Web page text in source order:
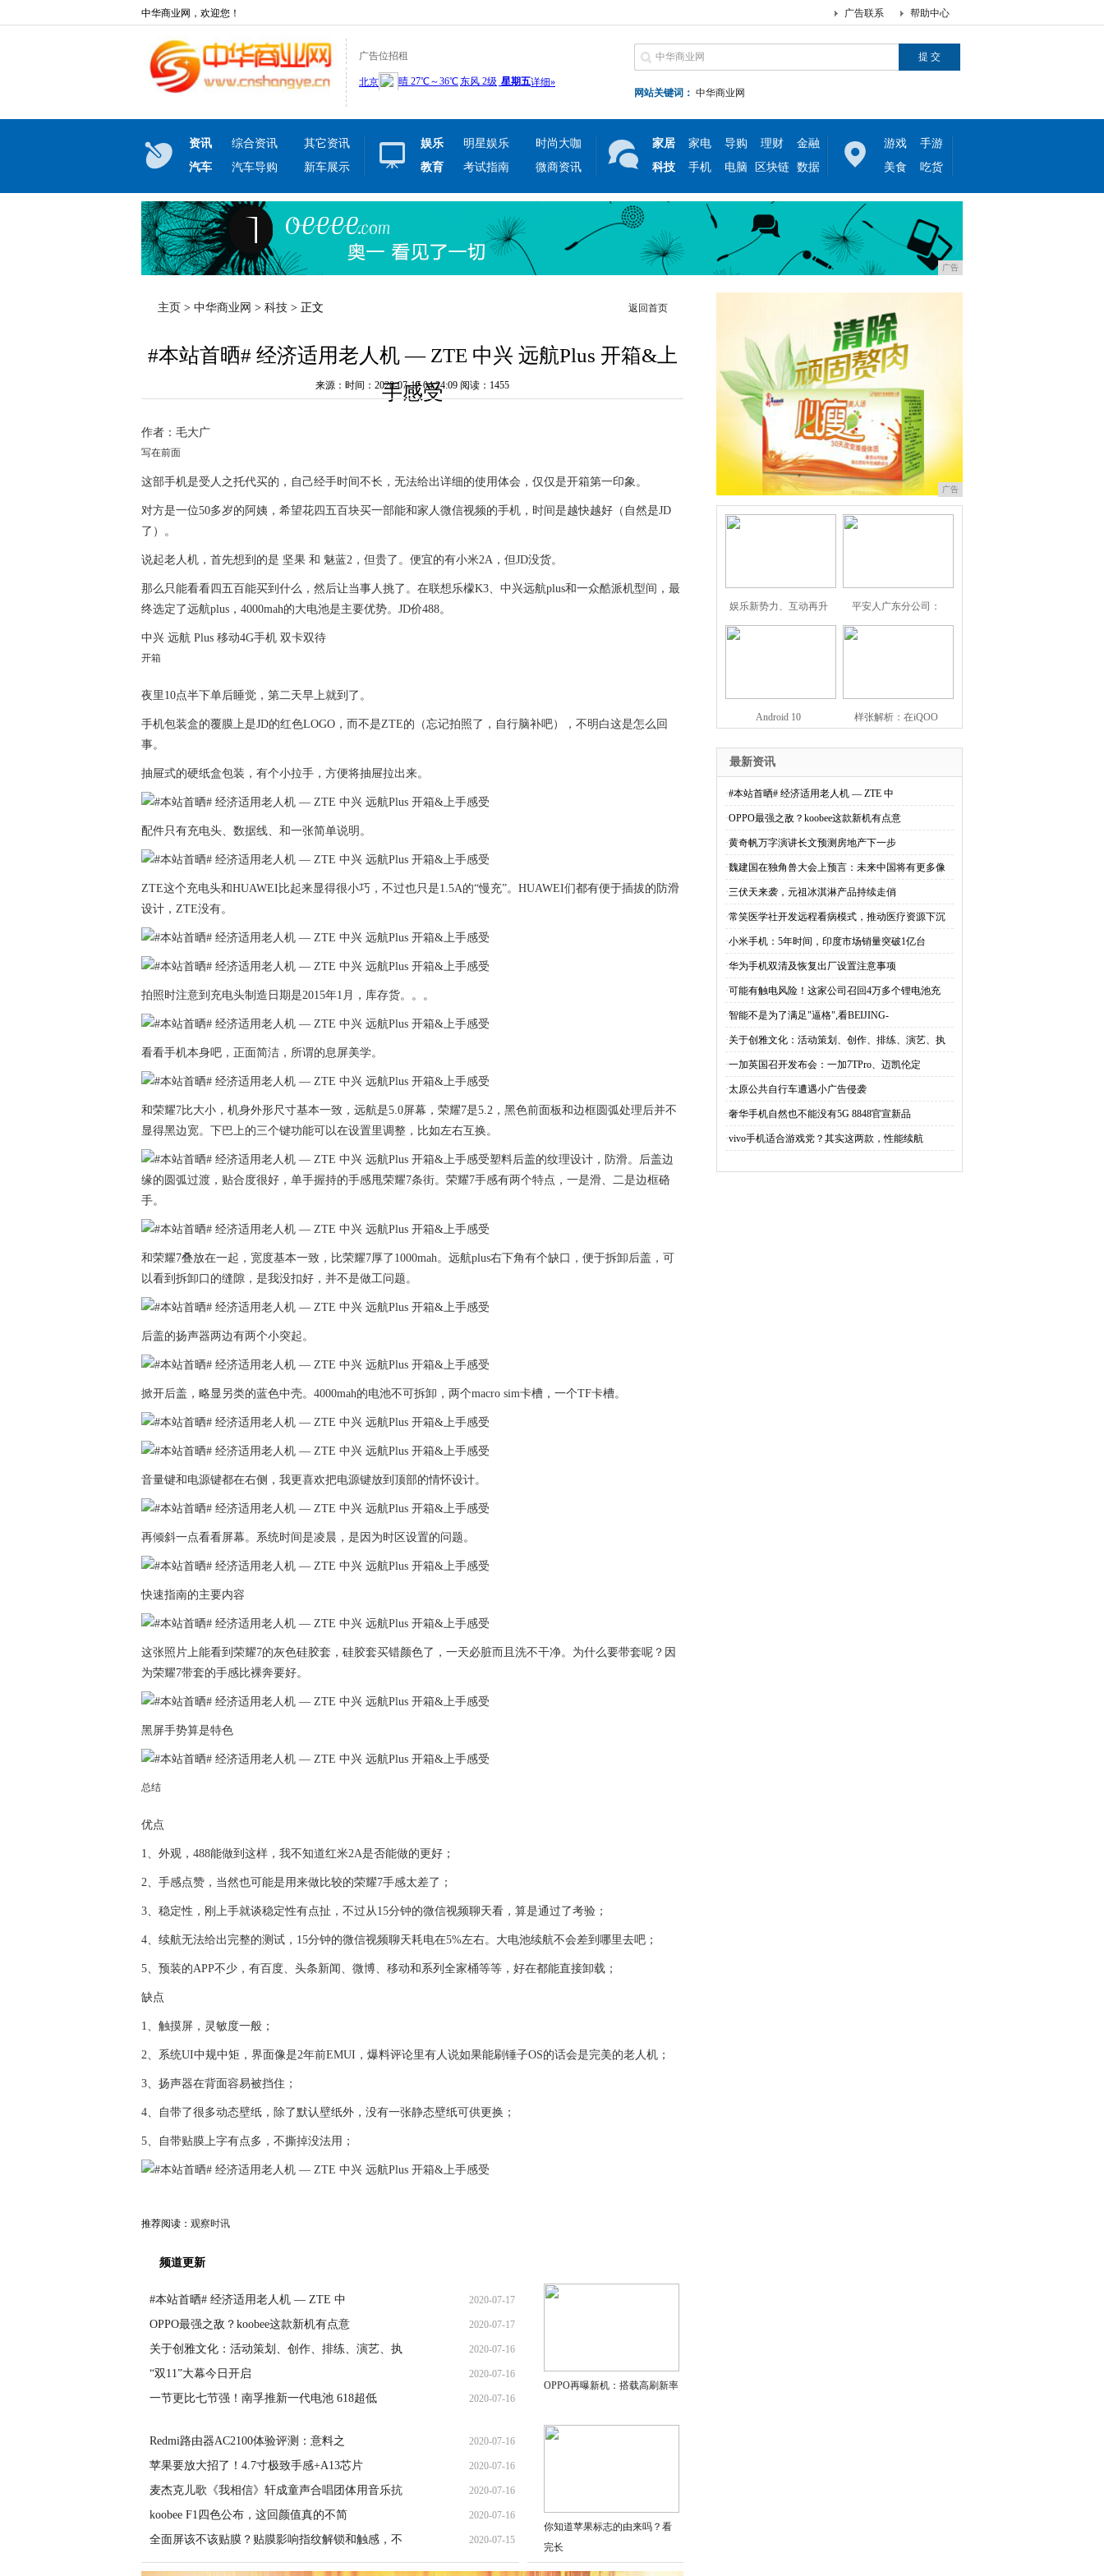
中华商业网，欢迎您！ 帮助中心
广告联系
广告位招租
网站关键词： 中华商业网
资讯 综合资讯
其它资讯
汽车
汽车导购 新车展示
娱乐 明星娱乐
时尚大咖
教育
考试指南 微商资讯
家居 家电 导购 理财
金融
科技
手机 电脑 区块链 数据
游戏
手游
美食
吃货
广告
主页 > 中华商业网 > 科技 > 正文 返回首页
#本站首晒# 经济适用老人机 — ZTE 中兴 远航Plus 开箱&上
手感受
来源：时间：2020-07-17 04:24:09 阅读：1455
作者：毛大广
写在前面
这部手机是受人之托代买的，自己经手时间不长，无法给出详细的使用体会，仅仅是开箱第一印象。
对方是一位50多岁的阿姨，希望花四五百块买一部能和家人微信视频的手机，时间是越快越好（自然是JD
了）。
说起老人机，首先想到的是 坚果 和 魅蓝2，但贵了。便宜的有小米2A，但JD没货。
那么只能看看四五百能买到什么，然后让当事人挑了。在联想乐檬K3、中兴远航plus和一众酷派机型间，最
终选定了远航plus，4000mah的大电池是主要优势。JD价488。
中兴 远航 Plus 移动4G手机 双卡双待
开箱
夜里10点半下单后睡觉，第二天早上就到了。
手机包装盒的覆膜上是JD的红色LOGO，而不是ZTE的（忘记拍照了，自行脑补吧），不明白这是怎么回
事。
抽屉式的硬纸盒包装，有个小拉手，方便将抽屉拉出来。
配件只有充电头、数据线、和一张简单说明。
ZTE这个充电头和HUAWEI比起来显得很小巧，不过也只是1.5A的“慢充”。HUAWEI们都有便于插拔的防滑
设计，ZTE没有。
拍照时注意到充电头制造日期是2015年1月，库存货。。。
看看手机本身吧，正面简洁，所谓的息屏美学。
和荣耀7比大小，机身外形尺寸基本一致，远航是5.0屏幕，荣耀7是5.2，黑色前面板和边框圆弧处理后并不
显得黑边宽。下巴上的三个键功能可以在设置里调整，比如左右互换。
塑料后盖的纹理设计，防滑。后盖边
缘的圆弧过渡，贴合度很好，单手握持的手感甩荣耀7条街。荣耀7手感有两个特点，一是滑、二是边框硌
手。
和荣耀7叠放在一起，宽度基本一致，比荣耀7厚了1000mah。远航plus右下角有个缺口，便于拆卸后盖，可
以看到拆卸口的缝隙，是我没扣好，并不是做工问题。
后盖的扬声器两边有两个小突起。
掀开后盖，略显另类的蓝色中壳。4000mah的电池不可拆卸，两个macro sim卡槽，一个TF卡槽。
音量键和电源键都在右侧，我更喜欢把电源键放到顶部的情怀设计。
再倾斜一点看看屏幕。系统时间是凌晨，是因为时区设置的问题。
快速指南的主要内容
这张照片上能看到荣耀7的灰色硅胶套，硅胶套买错颜色了，一天必脏而且洗不干净。为什么要带套呢？因
为荣耀7带套的手感比裸奔要好。
黑屏手势算是特色
总结
优点
1、外观，488能做到这样，我不知道红米2A是否能做的更好；
2、手感点赞，当然也可能是用来做比较的荣耀7手感太差了；
3、稳定性，刚上手就谈稳定性有点扯，不过从15分钟的微信视频聊天看，算是通过了考验；
4、续航无法给出完整的测试，15分钟的微信视频聊天耗电在5%左右。大电池续航不会差到哪里去吧；
5、预装的APP不少，有百度、头条新闻、微博、移动和系列全家桶等等，好在都能直接卸载；
缺点
1、触摸屏，灵敏度一般；
2、系统UI中规中矩，界面像是2年前EMUI，爆料评论里有人说如果能刷锤子OS的话会是完美的老人机；
3、扬声器在背面容易被挡住；
4、自带了很多动态壁纸，除了默认壁纸外，没有一张静态壁纸可供更换；
5、自带贴膜上字有点多，不撕掉没法用；
推荐阅读： 观察时讯
频道更新
#本站首晒# 经济适用老人机 — ZTE 中 2020-07-17
OPPO最强之敌？koobee这款新机有点意 2020-07-17
关于创雅文化：活动策划、创作、排练、演艺、执 2020-07-16
“双11”大幕今日开启 2020-07-16
一节更比七节强！南孚推新一代电池 618超低 2020-07-16
Redmi路由器AC2100体验评测：意料之 2020-07-16
苹果要放大招了！4.7寸极致手感+A13芯片 2020-07-16
麦杰克儿歌《我相信》轩成童声合唱团体用音乐抗 2020-07-16
koobee F1四色公布，这回颜值真的不简 2020-07-16
全面屏该不该贴膜？贴膜影响指纹解锁和触感，不 2020-07-15
OPPO再曝新机：搭载高刷新率
你知道苹果标志的由来吗？看
完长
广告
娱乐新势力、互动再升 平安人广东分公司：
Android 10 样张解析：在iQOO
最新资讯
·#本站首晒# 经济适用老人机 — ZTE 中
·OPPO最强之敌？koobee这款新机有点意
·黄奇帆万字演讲长文预测房地产下一步
·魏建国在独角兽大会上预言：未来中国将有更多像
·三伏天来袭，元祖冰淇淋产品持续走俏
·常笑医学社开发远程看病模式，推动医疗资源下沉
·小米手机：5年时间，印度市场销量突破1亿台
·华为手机双清及恢复出厂设置注意事项
·可能有触电风险！这家公司召回4万多个锂电池充
·智能不是为了满足"逼格",看BEIJING-
·关于创雅文化：活动策划、创作、排练、演艺、执
·一加英国召开发布会：一加7TPro、迈凯伦定
·太原公共自行车遭遇小广告侵袭
·奢华手机自然也不能没有5G 8848官宣新品
·vivo手机适合游戏党？其实这两款，性能续航